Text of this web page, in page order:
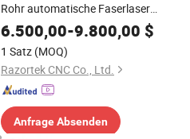
Rohr automatische Faserlaser
Schneidemaschine
6.500,00-9.800,00 $
1 Satz (MOQ)
Razortek CNC Co., Ltd.
Anfrage Absenden